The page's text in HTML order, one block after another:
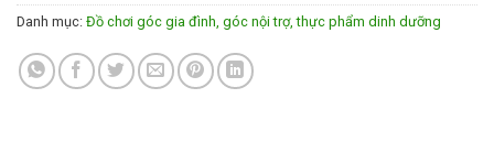
Danh mục: Đồ chơi góc gia đình, góc nội trợ, thực phẩm dinh dưỡng